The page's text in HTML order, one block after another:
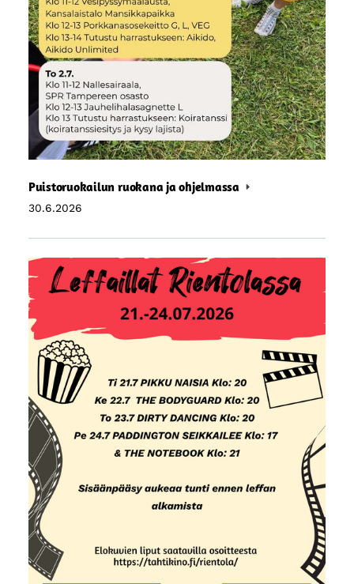
Puistoruokailun ruokana ja ohjelmassa
30.6.2026